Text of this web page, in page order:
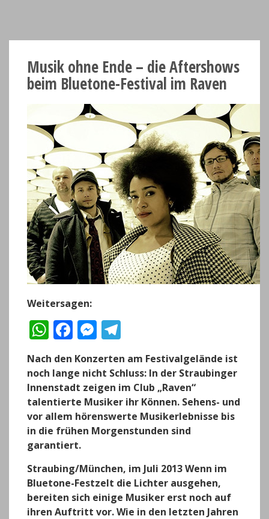
Musik ohne Ende – die Aftershows
beim Bluetone-Festival im Raven
Weitersagen:
W
h
a
ts
A
p
p
F
a
c
e
b
o
o
k
M
ss
e
n
g
er
e
g
r
a
Nach den Konzerten am Festivalgelände ist
noch lange nicht Schluss: In der Straubinger
Innenstadt zeigen im Club „Raven“
talentierte Musiker ihr Können. Sehens- und
vor allem hörenswerte Musikerlebnisse bis
in die frühen Morgenstunden sind
garantiert.
Straubing/München, im Juli 2013Wenn im
Bluetone-Festzelt die Lichter ausgehen,
bereiten sich einige Musiker erst noch auf
ihren Auftritt vor. Wie in den letzten Jahren